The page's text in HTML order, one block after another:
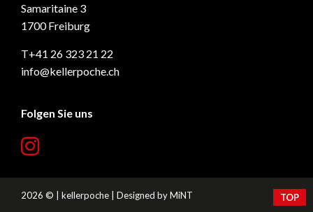
TOP
Samaritaine 3
1700 Freiburg
T+41 26 323 21 22
info@kellerpoche.ch
Folgen Sie uns
2026 © | kellerpoche | Designed byMiNT